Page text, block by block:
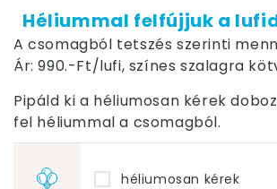
Héliummal felfújjuk a
A csomagból tetszés szerinti
Ár: 990.-Ft/lufi, színes szalagra
Pipáld ki a héliumosan kérek
fel héliummal a csomagból.
héliumosan kérek